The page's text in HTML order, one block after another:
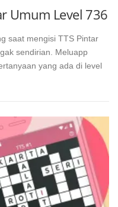
Umum Level 736
saat mengisi TTS Pintar
sendirian. Meluapp
yang ada di level